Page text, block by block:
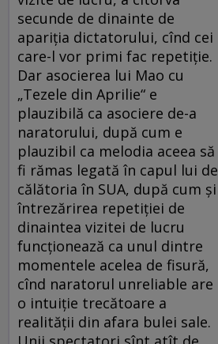
secunde de dinainte de
apariţia dictatorului, cînd cei
care-l vor primi fac repetiţie.
Dar asocierea lui Mao cu
„Tezele din Aprilie“ e
plauzibilă ca asociere de-a
naratorului, după cum e
plauzibil ca melodia aceea să
fi rămas legată în capul lui de
călătoria în SUA, după cum şi
întrezărirea repetiţiei de
dinaintea vizitei de lucru
funcţionează ca unul dintre
momentele acelea de fisură,
cînd naratorul unreliable are
o intuiţie trecătoare a
realităţii din afara bulei sale.